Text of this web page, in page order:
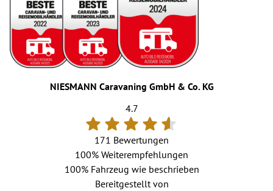
NIESMANN Caravaning GmbH & Co. KG
4.7
171 Bewertungen
100% Weiterempfehlungen
100%Fahrzeug wie beschrieben
Bereitgestellt von